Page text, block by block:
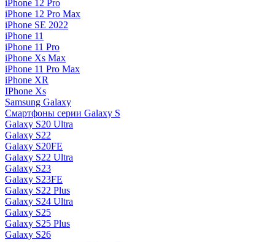
iPhone 12 Pro
iPhone 12 Pro Max
iPhone SE 2022
iPhone 11
iPhone 11 Pro
iPhone Xs Max
iPhone 11 Pro Max
iPhone XR
IPhone Xs
Samsung Galaxy
Смартфоны серии Galaxy S
Galaxy S20 Ultra
Galaxy S22
Galaxy S20FE
Galaxy S22 Ultra
Galaxy S23
Galaxy S23FE
Galaxy S22 Plus
Galaxy S24 Ultra
Galaxy S25
Galaxy S25 Plus
Galaxy S26